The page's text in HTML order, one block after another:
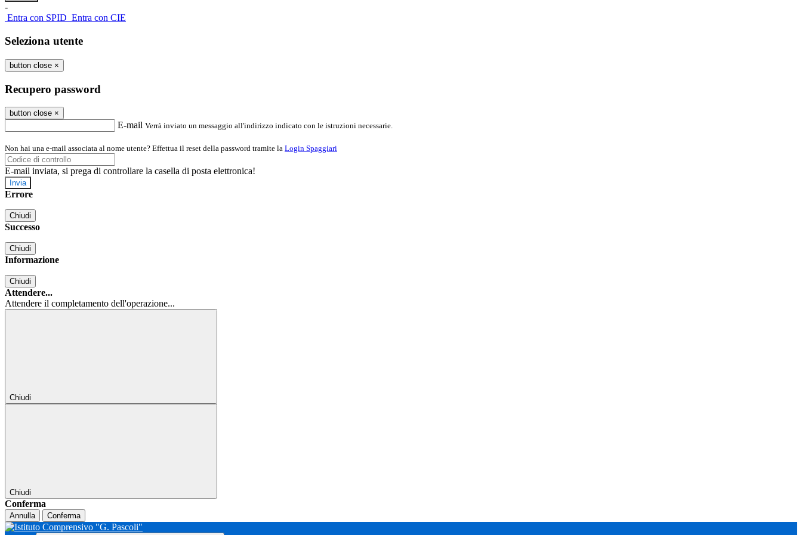
-
Entra con SPID Entra con CIE
Seleziona utente
button close ×
Recupero password
button close ×
E-mail Verrà inviato un messaggio all'indirizzo indicato con le istruzioni necessarie.
Non hai una e-mail associata al nome utente? Effettua il reset della password tramite la Login Spaggiari
E-mail inviata, si prega di controllare la casella di posta elettronica!
Errore
Chiudi
Successo
Chiudi
Informazione
Chiudi
Attendere...
Attendere il completamento dell'operazione...
Chiudi
Chiudi
Conferma
Annulla Conferma